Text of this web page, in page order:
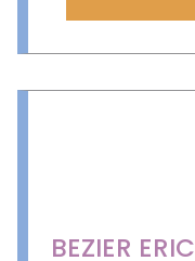
BEZIER ERIC